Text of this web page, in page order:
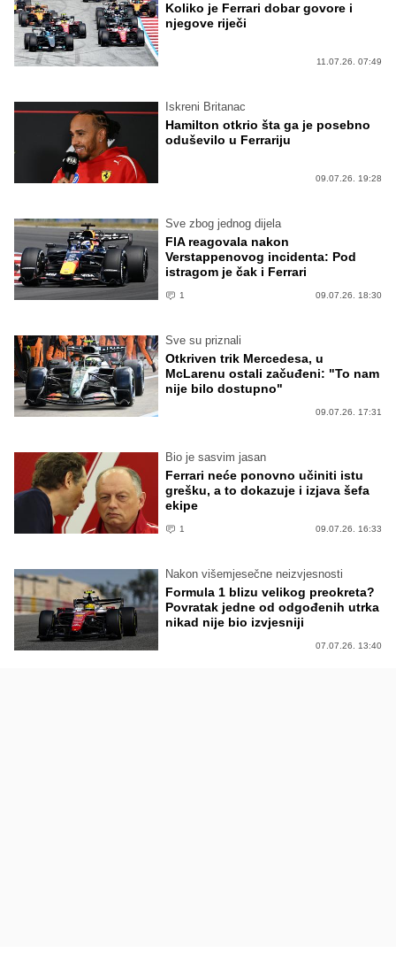
Koliko je Ferrari dobar govore i
njegove riječi
11.07.26. 07:49
Iskreni Britanac
Hamilton otkrio šta ga je posebno
oduševilo u Ferrariju
09.07.26. 19:28
Sve zbog jednog dijela
FIA reagovala nakon
Verstappenovog incidenta: Pod
istragom je čak i Ferrari
1 09.07.26. 18:30
Sve su priznali
Otkriven trik Mercedesa, u
McLarenu ostali začuđeni: "To nam
nije bilo dostupno"
09.07.26. 17:31
Bio je sasvim jasan
Ferrari neće ponovno učiniti istu
grešku, a to dokazuje i izjava šefa
ekipe
1 09.07.26. 16:33
Nakon višemjesečne neizvjesnosti
Formula 1 blizu velikog preokreta?
Povratak jedne od odgođenih utrka
nikad nije bio izvjesniji
07.07.26. 13:40